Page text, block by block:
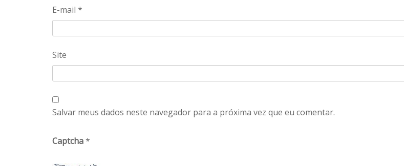
E-mail *
Site
Salvar meus dados neste navegador para a próxima vez que eu comentar.
Captcha*